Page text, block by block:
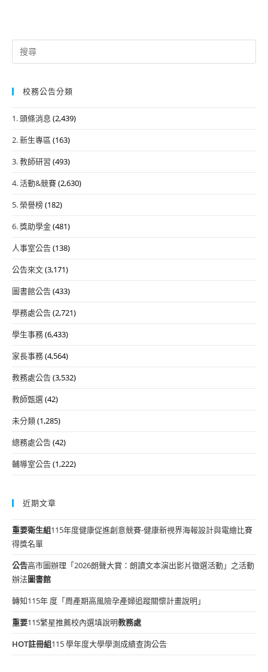
Search
for:
校務公告分類
1. 頭條消息 (2,439)
2. 新生專區 (163)
3. 教師研習 (493)
4. 活動&競賽(2,630)
5. 榮譽榜(182)
6. 獎助學金(481)
人事室公告(138)
公告來文(3,171)
圖書館公告(433)
學務處公告(2,721)
學生事務(6,433)
家長事務(4,564)
教務處公告(3,532)
教師甄選(42)
未分類(1,285)
總務處公告(42)
輔導室公告(1,222)
近期文章
重要衛生組115年度健康促進創意競賽-健康新視界海報設計與電繪比賽
得獎名單
公告高市圖辦理「2026朗聲大賞：朗讀文本演出影片徵選活動」之活動
辦法圖書館
轉知115年 度「周產期高風險孕產婦追蹤關懷計畫說明」
重要115繁星推薦校內選填說明教務處
HOT註冊組115 學年度大學學測成績查詢公告